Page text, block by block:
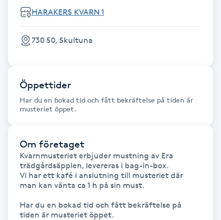
Face framing
Faceliftmassage
Fet hårbotten
Fettreducering
Fibromassage
Fillers
Fotmassage
HARAKERS KVARN 1
730 50, Skultuna
Öppettider
Har du en bokad tid och fått bekräftelse på tiden är
musteriet öppet.
Om företaget
Kvarnmusteriet erbjuder mustning av Era
trädgårdsäpplen, levereras i bag-in-box.
Vi har ett kafé i anslutning till musteriet där
man kan vänta ca 1 h på sin must.
Har du en bokad tid och fått bekräftelse på
tiden är musteriet öppet.